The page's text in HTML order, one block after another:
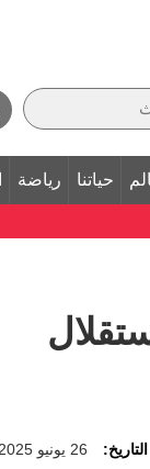
حياتنا رياضة
التاريخ: 26 يونيو 2025